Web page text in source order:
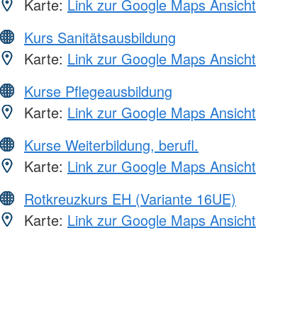
Karte: Link zur Google Maps Ansicht
Kurs Sanitätsausbildung
Karte: Link zur Google Maps Ansicht
Kurse Pflegeausbildung
Karte: Link zur Google Maps Ansicht
Kurse Weiterbildung, berufl.
Karte: Link zur Google Maps Ansicht
Rotkreuzkurs EH (Variante 16UE)
Karte: Link zur Google Maps Ansicht